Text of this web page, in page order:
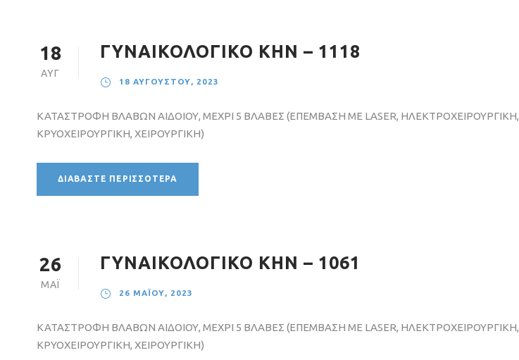
18
ΑΥΓ
ΓΥΝΑΙΚΟΛΟΓΙΚΟ ΚΗΝ – 1118
18 ΑΥΓΟΎΣΤΟΥ, 2023
ΚΑΤΑΣΤΡΟΦΗ ΒΛΑΒΩΝ ΑΙΔΟΙΟΥ, ΜΕΧΡΙ 5 ΒΛΑΒΕΣ (ΕΠΕΜΒΑΣΗ ΜΕ LASER, ΗΛΕΚΤΡΟΧΕΙΡΟΥΡΓΙΚΗ,
ΚΡΥΟΧΕΙΡΟΥΡΓΙΚΗ, ΧΕΙΡΟΥΡΓΙΚΗ)
ΔΙΑΒΆΣΤΕ ΠΕΡΙΣΣΌΤΕΡΑ
26
ΜΆΙ
ΓΥΝΑΙΚΟΛΟΓΙΚΟ ΚΗΝ – 1061
26 ΜΑΪ́ΟΥ, 2023
ΚΑΤΑΣΤΡΟΦΗ ΒΛΑΒΩΝ ΑΙΔΟΙΟΥ, ΜΕΧΡΙ 5 ΒΛΑΒΕΣ (ΕΠΕΜΒΑΣΗ ΜΕ LASER, ΗΛΕΚΤΡΟΧΕΙΡΟΥΡΓΙΚΗ,
ΚΡΥΟΧΕΙΡΟΥΡΓΙΚΗ, ΧΕΙΡΟΥΡΓΙΚΗ)